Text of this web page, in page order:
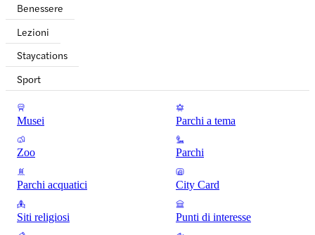
Benessere
Lezioni
Staycations
Sport
Musei Parchi a tema
Zoo Parchi
Parchi acquatici City Card
Siti religiosi Punti di interesse